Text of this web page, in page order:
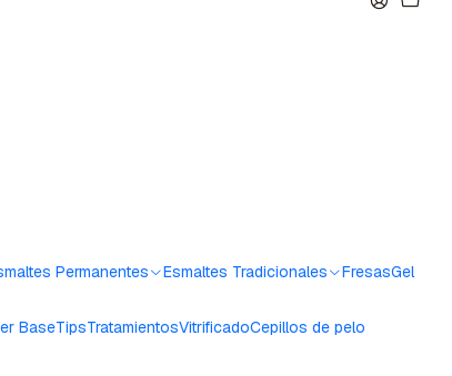
Permanentes Esmaltes Tradicionales FresasGel
BaseTipsTratamientosVitrificadoCepillos de pelo